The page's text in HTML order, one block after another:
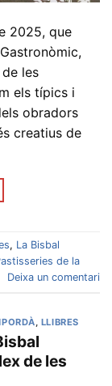
2025, que
les
els típics i
obradors
creatius de
, La Bisbal
de la
Deixa un comentari
, LLIBRES
de les